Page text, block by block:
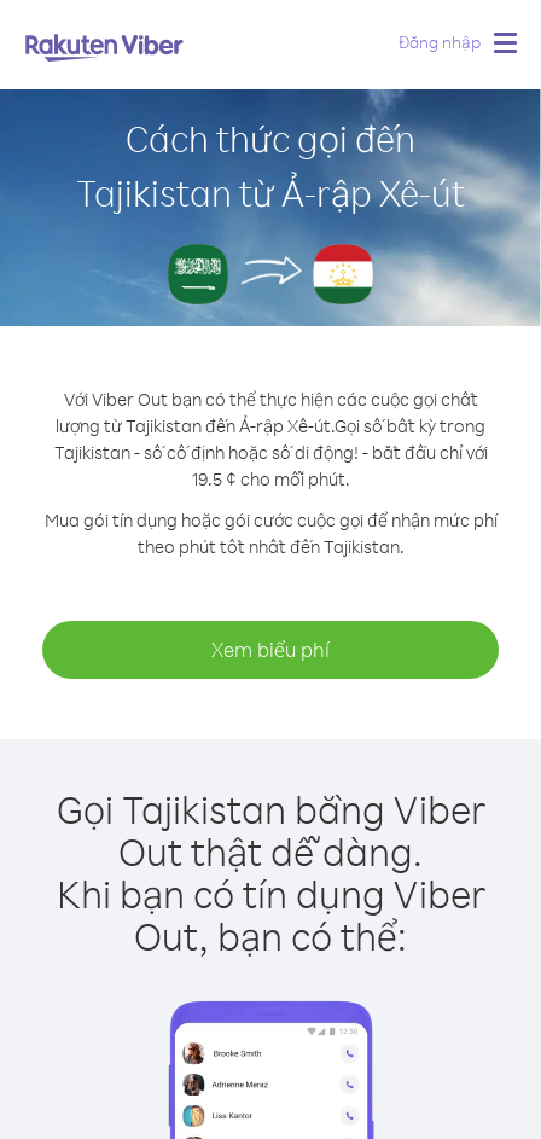
Đăng nhập
Cách thức gọi đến
Tajikistan từ Ả-rập Xê-út
Với Viber Out bạn có thể thực hiện các cuộc gọi chất
lượng từ Tajikistan đến Ả-rập Xê-út.Gọi số bất kỳ trong
Tajikistan - số cố định hoặc số di động! - bắt đầu chỉ với
19.5 ¢ cho mỗi phút.
Mua gói tín dụng hoặc gói cước cuộc gọi để nhận mức phí
theo phút tốt nhất đến Tajikistan.
Xem biểu phí
Gọi Tajikistan bằng Viber
Out thật dễ dàng.
Khi bạn có tín dụng Viber
Out, bạn có thể: